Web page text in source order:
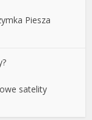
Piesza
satelity